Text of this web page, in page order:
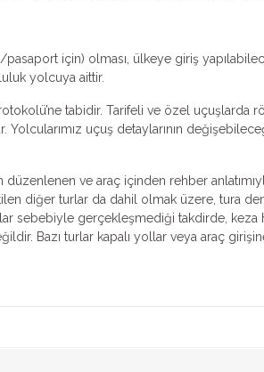
için) olması, ülkeye giriş
yolcuya aittir.
tabidir. Tarifeli ve özel
uçuş detaylarının
düzenlenen ve araç içinden rehber
diğer turlar da dahil olmak üzere, tura
gerçekleşmediği takdirde, keza
Bazı turlar kapalı yollar veya araç